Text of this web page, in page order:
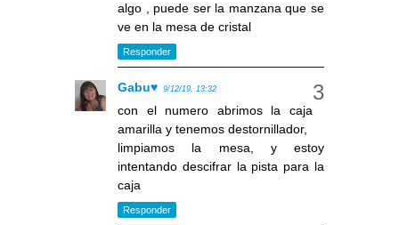
algo , puede ser la manzana que se
ve en la mesa de cristal
Responder
Gabu♥ 9/12/19, 13:32
con el numero abrimos la caja
amarilla y tenemos destornillador,
limpiamos la mesa, y estoy
intentando descifrar la pista para la
caja
Responder